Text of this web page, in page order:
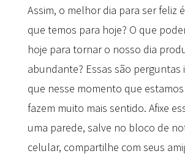
Assim, o melhor dia para ser feliz
que temos para hoje? O que
hoje para tornar o nosso dia
abundante? Essas são
que nesse momento que
fazem muito mais sentido. Afixe
uma parede, salve no bloco de
celular, compartilhe com seus